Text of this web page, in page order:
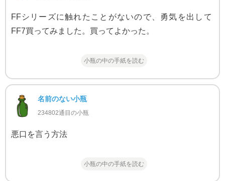
FFシリーズに触れたことがないので、勇気を出して
FF7買ってみました。買ってよかった。
小瓶の中の手紙を読む
名前のない小瓶
234802通目の小瓶
悪口を言う方法
小瓶の中の手紙を読む